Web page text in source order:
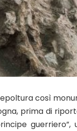
così
prima di
guerriero”,